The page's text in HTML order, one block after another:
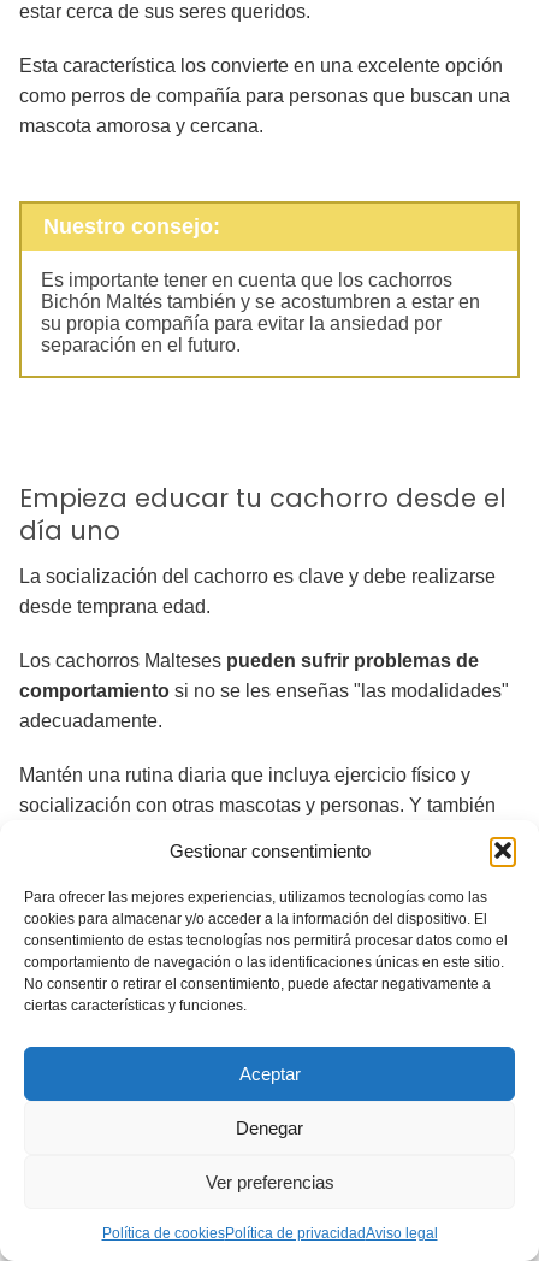
Gestionar consentimiento
Para ofrecer las mejores experiencias, utilizamos tecnologías como las
cookies para almacenar y/o acceder a la información del dispositivo. El
consentimiento de estas tecnologías nos permitirá procesar datos como el
comportamiento de navegación o las identificaciones únicas en este sitio.
No consentir o retirar el consentimiento, puede afectar negativamente a
ciertas características y funciones.
Aceptar
Denegar
Ver preferencias
Política de cookiesPolítica de privacidadAviso legal
estar cerca de sus seres queridos.
Esta característica los convierte en una excelente opción
como perros de compañía para personas que buscan una
mascota amorosa y cercana.
Nuestro consejo:
Es importante tener en cuenta que los cachorros
Bichón Maltés también y se acostumbren a estar en
su propia compañía para evitar la ansiedad por
separación en el futuro.
Empieza educar tu cachorro desde el
día uno
La socialización del cachorro es clave y debe realizarse
desde temprana edad.
Los cachorros Malteses pueden sufrir problemas de
comportamiento si no se les enseñas "las modalidades"
adecuadamente.
Mantén una rutina diaria que incluya ejercicio físico y
socialización con otras mascotas y personas. Y también
Recuerda que tu pequeño Bichón precisa de atención
constante por parte de sus dueños. De esta manera
puedes evitar la aparición de problemas de
comportamiento en el futuro cuando tu cachorro crecerá.
Adaptación del cachorro
Bichón Maltés como
mascota familiar
El Bichón Maltés es una excelente mascota familiar